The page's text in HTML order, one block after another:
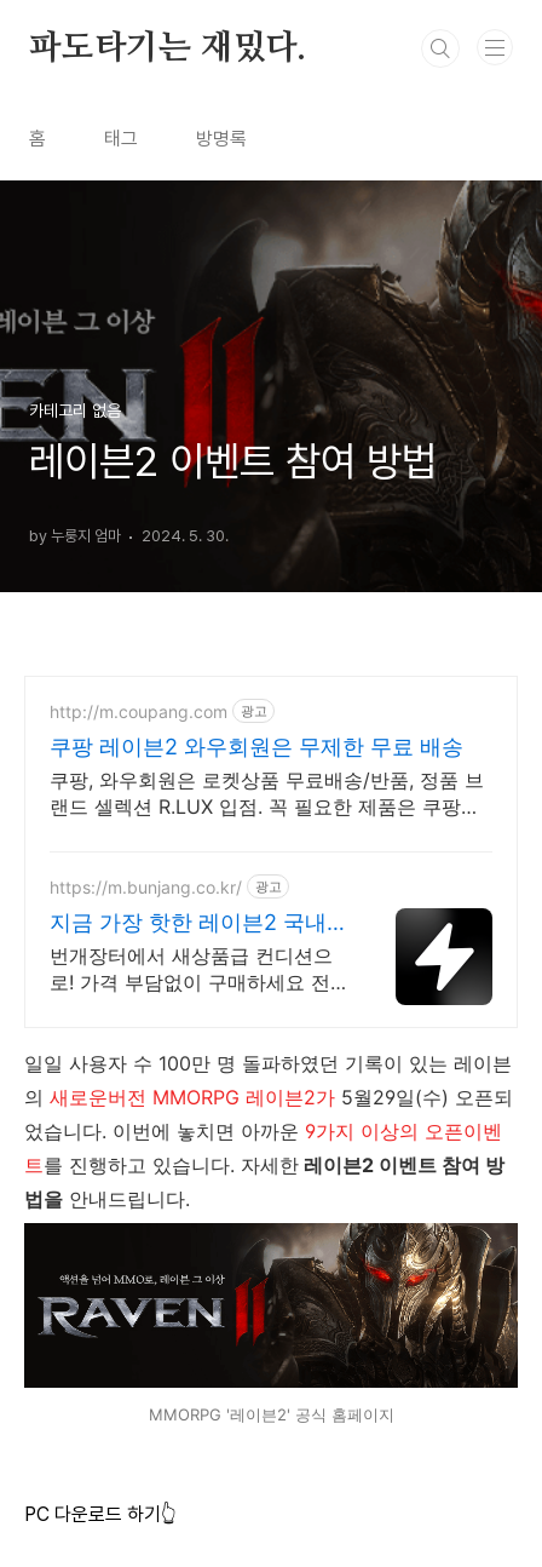
파도타기는 재밌다.
홈 태그 방명록
카테고리 없음
레이븐2 이벤트 참여 방법
by 누룽지 엄마 2024. 5. 30.
http://m.coupang.com 광고
쿠팡 레이븐2 와우회원은 무제한 무료 배송
쿠팡, 와우회원은 로켓상품 무료배송/반품, 정품 브
랜드 셀렉션 R.LUX 입점. 꼭 필요한 제품은 쿠팡에
https://m.bunjang.co.kr/ 광고
지금 가장 핫한 레이븐2 국내
최대 브랜드 중고거래
번개장터에서 새상품급 컨디션으
로! 가격 부담없이 구매하세요 전
품 업로드
일일 사용자 수 100만 명 돌파하였던 기록이 있는 레이븐
의 새로운버전 MMORPG 레이븐2가 5월29일(수) 오픈되
었습니다. 이번에 놓치면 아까운 9가지 이상의 오픈이벤
트를 진행하고 있습니다. 자세한 레이븐2 이벤트 참여 방
법을 안내드립니다.
MMORPG '레이븐2' 공식 홈페이지
PC 다운로드 하기👆